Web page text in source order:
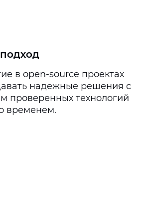
в open-source проектах
надежные решения с
проверенных технологий
временем.